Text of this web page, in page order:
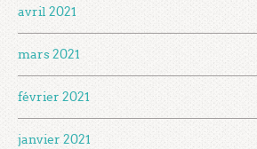
avril 2021
mars 2021
février 2021
janvier 2021